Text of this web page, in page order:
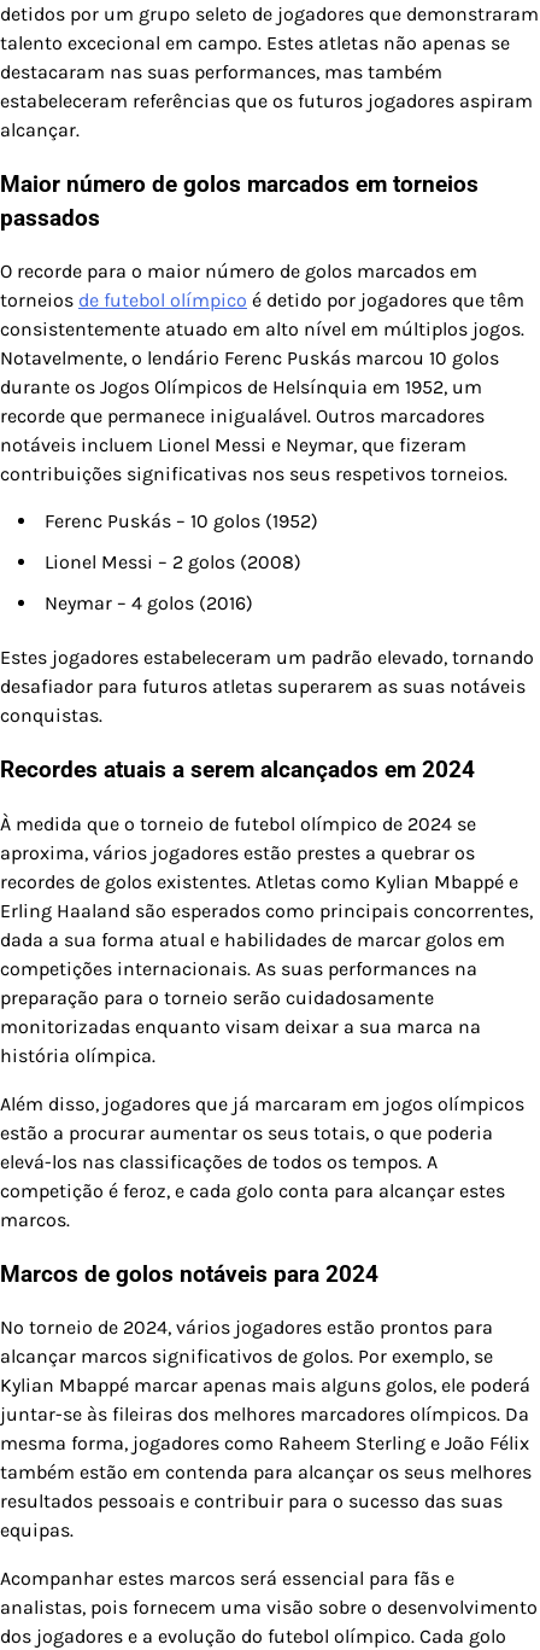
detidos por um grupo seleto de jogadores que demonstraram
talento excecional em campo. Estes atletas não apenas se
destacaram nas suas performances, mas também
estabeleceram referências que os futuros jogadores aspiram
alcançar.
Maior número de golos marcados em torneios
passados
O recorde para o maior número de golos marcados em
torneios de futebol olímpico é detido por jogadores que têm
consistentemente atuado em alto nível em múltiplos jogos.
Notavelmente, o lendário Ferenc Puskás marcou 10 golos
durante os Jogos Olímpicos de Helsínquia em 1952, um
recorde que permanece inigualável. Outros marcadores
notáveis incluem Lionel Messi e Neymar, que fizeram
contribuições significativas nos seus respetivos torneios.
Ferenc Puskás – 10 golos (1952)
Lionel Messi – 2 golos (2008)
Neymar – 4 golos (2016)
Estes jogadores estabeleceram um padrão elevado, tornando
desafiador para futuros atletas superarem as suas notáveis
conquistas.
Recordes atuais a serem alcançados em 2024
À medida que o torneio de futebol olímpico de 2024 se
aproxima, vários jogadores estão prestes a quebrar os
recordes de golos existentes. Atletas como Kylian Mbappé e
Erling Haaland são esperados como principais concorrentes,
dada a sua forma atual e habilidades de marcar golos em
competições internacionais. As suas performances na
preparação para o torneio serão cuidadosamente
monitorizadas enquanto visam deixar a sua marca na
história olímpica.
Além disso, jogadores que já marcaram em jogos olímpicos
estão a procurar aumentar os seus totais, o que poderia
elevá-los nas classificações de todos os tempos. A
competição é feroz, e cada golo conta para alcançar estes
marcos.
Marcos de golos notáveis para 2024
No torneio de 2024, vários jogadores estão prontos para
alcançar marcos significativos de golos. Por exemplo, se
Kylian Mbappé marcar apenas mais alguns golos, ele poderá
juntar-se às fileiras dos melhores marcadores olímpicos. Da
mesma forma, jogadores como Raheem Sterling e João Félix
também estão em contenda para alcançar os seus melhores
resultados pessoais e contribuir para o sucesso das suas
equipas.
Acompanhar estes marcos será essencial para fãs e
analistas, pois fornecem uma visão sobre o desenvolvimento
dos jogadores e a evolução do futebol olímpico. Cada golo